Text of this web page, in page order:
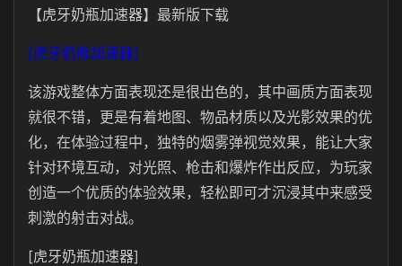
【虎牙奶瓶加速器】最新版下载
[虎牙奶瓶加速器]
该游戏整体方面表现还是很出色的，其中画质方面表现
就很不错，更是有着地图、物品材质以及光影效果的优
化，在体验过程中，独特的烟雾弹视觉效果，能让大家
针对环境互动，对光照、枪击和爆炸作出反应，为玩家
创造一个优质的体验效果，轻松即可才沉浸其中来感受
刺激的射击对战。
[虎牙奶瓶加速器]